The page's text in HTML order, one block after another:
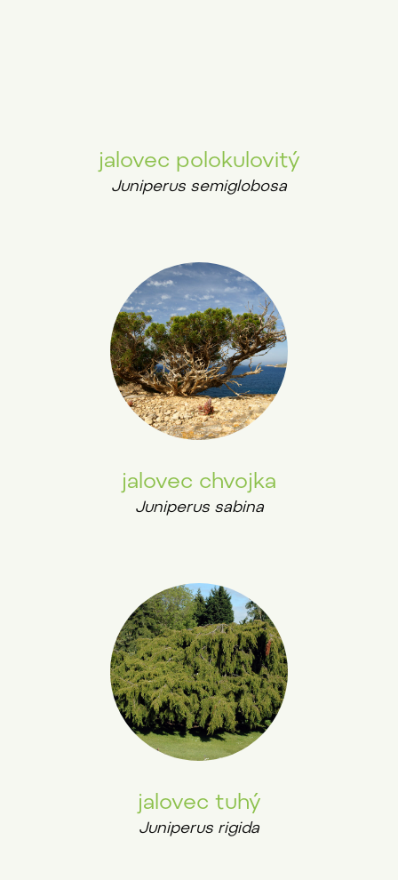
jalovec polokulovitý
Juniperus semiglobosa
jalovec chvojka
Juniperus sabina
jalovec tuhý
Juniperus rigida